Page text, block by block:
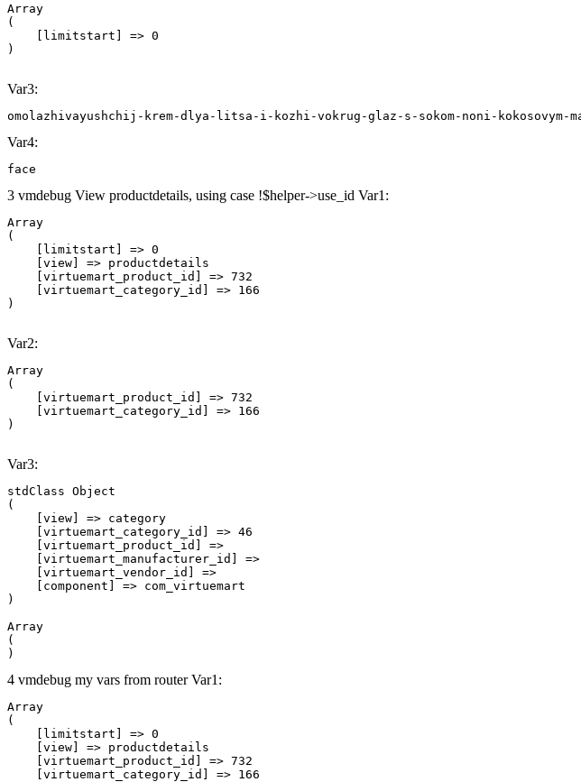
Array
(
    [limitstart] => 0
Var3:
omolazhivayushchij-krem-dlya-litsa-i-kozhi-vokrug-glaz-s-sokom-noni-kokosovym-
Var4:
face
3 vmdebug View productdetails, using case !$helper->use_id Var1:
Array
(
    [limitstart] => 0
    [view] => productdetails
    [virtuemart_product_id] => 732
    [virtuemart_category_id] => 166
Var2:
Array
(
    [virtuemart_product_id] => 732
    [virtuemart_category_id] => 166
Var3:
stdClass Object
(
    [view] => category
    [virtuemart_category_id] => 46
    [virtuemart_product_id] =>
    [virtuemart_manufacturer_id] =>
    [virtuemart_vendor_id] =>
    [component] => com_virtuemart
Array
(
4 vmdebug my vars from router Var1:
Array
(
    [limitstart] => 0
    [view] => productdetails
    [virtuemart_product_id] => 732
    [virtuemart_category_id] => 166